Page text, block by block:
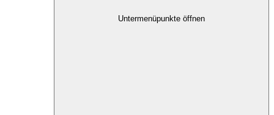
Untermenüpunkte öffnen